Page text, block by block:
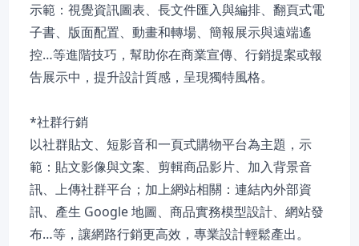
示範：視覺資訊圖表、長文件匯入與編排、翻頁式電
子書、版面配置、動畫和轉場、簡報展示與遠端遙
控…等進階技巧，幫助你在商業宣傳、行銷提案或報
告展示中，提升設計質感，呈現獨特風格。
*社群行銷
以社群貼文、短影音和一頁式購物平台為主題，示
範：貼文影像與文案、剪輯商品影片、加入背景音
訊、上傳社群平台；加上網站相關：連結內外部資
訊、產生 Google 地圖、商品實務模型設計、網站發
布…等，讓網路行銷更高效，專業設計輕鬆產出。